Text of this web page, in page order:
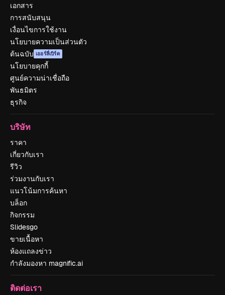
เอกสาร
การสนับสนุน
เงื่อนไขการใช้งาน
นโยบายความเป็นส่วนตัว
ต้นฉบับ เออร์ลี่เบิร์ด
นโยบายคุกกี้
ศูนย์ความน่าเชื่อถือ
พันธมิตร
ธุรกิจ
บริษัท
ราคา
เกี่ยวกับเรา
รีวิว
ร่วมงานกับเรา
แนวโน้มการค้นหา
บล็อก
กิจกรรม
Slidesgo
ขายเนื้อหา
ห้องแถลงข่าว
กำลังมองหา magnific.ai
ติดต่อเรา